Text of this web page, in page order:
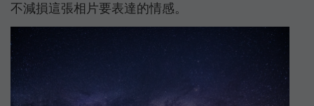
不減損這張相片要表達的情感。